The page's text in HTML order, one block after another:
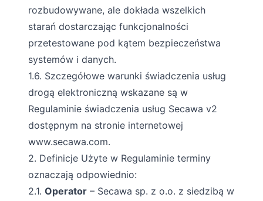
rozbudowywane, ale dokłada wszelkich
starań dostarczając funkcjonalności
przetestowane pod kątem bezpieczeństwa
systemów i danych.
1.6. Szczegółowe warunki świadczenia usług
drogą elektroniczną wskazane są w
Regulaminie świadczenia usług Secawa v2
dostępnym na stronie internetowej
www.secawa.com.
2. Definicje Użyte w Regulaminie terminy
oznaczają odpowiednio:
2.1. Operator – Secawa sp. z o.o. z siedzibą w